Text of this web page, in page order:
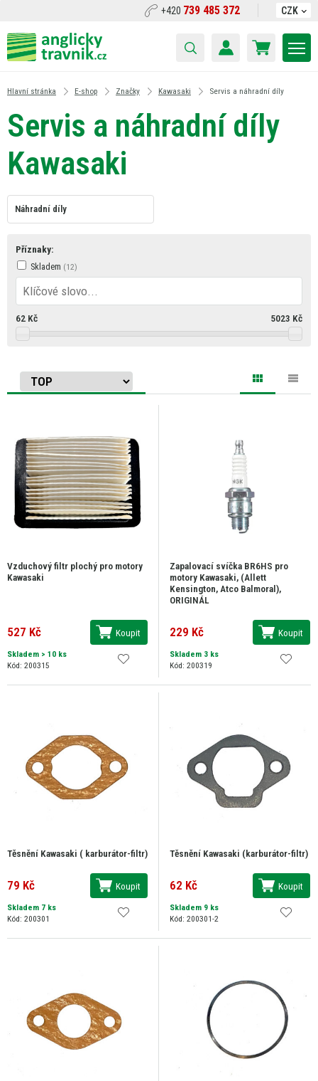
+420 739 485 372 CZK
Hlavní stránka E-shop Značky Kawasaki Servis a náhradní díly
Servis a náhradní díly
Kawasaki
Náhradní díly
Příznaky:
Skladem
62Kč 5023 Kč
Vzduchový filtr plochý pro motory
Kawasaki
527 Kč Koupit
Skladem > 10 ks
Kód: 200315
Zapalovací svíčka BR6HS pro
motory Kawasaki, (Allett
Kensington, Atco Balmoral),
ORIGINÁL
229 Kč Koupit
Skladem 3 ks
Kód: 200319
Těsnění Kawasaki ( karburátor-filtr)
79 Kč Koupit
Skladem 7 ks
Kód: 200301
Těsnění Kawasaki (karburátor-filtr)
62 Kč Koupit
Skladem 9 ks
Kód: 200301-2